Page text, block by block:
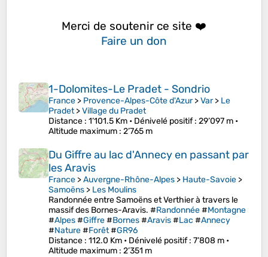
Merci de soutenir ce site ❤️
Faire un don
1-Dolomites-Le Pradet - Sondrio
France > Provence-Alpes-Côte d'Azur>Var> Le
Pradet>Village du Pradet
Distance : 1’101.5 Km • Dénivelé positif: 29’097 m •
Altitude maximum : 2’765 m
Du Giffre au lac d'Annecy en passant par
les Aravis
France >Auvergne-Rhône-Alpes > Haute-Savoie >
Samoëns > Les Moulins
Randonnée entre Samoëns et Verthier à travers le
massif des Bornes-Aravis. #Randonnée#Montagne
#Alpes#Giffre#Bornes#Aravis#Lac #Annecy
#Nature#Forêt#GR96
Distance : 112.0 Km • Dénivelé positif: 7’808 m •
Altitude maximum : 2’351 m